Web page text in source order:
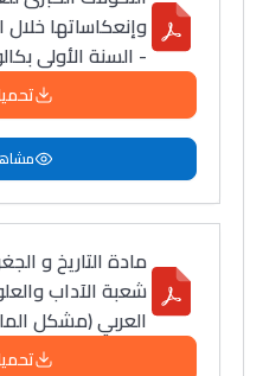
- السنة الأولى
مادة التاريخ و
شعبة الآداب
العربي (مشكل